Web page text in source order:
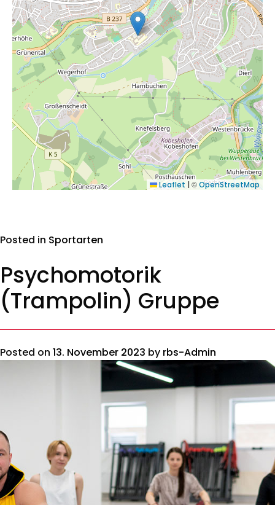
Leaflet | ©OpenStreetMap
Posted in Sportarten
Psychomotorik
(Trampolin) Gruppe
Posted on 13. November 2023 by rbs-Admin